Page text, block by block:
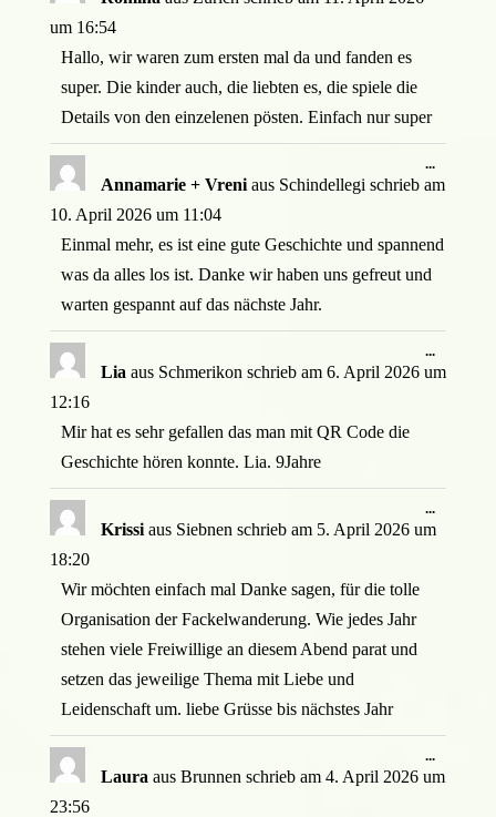
um 16:54
Hallo, wir waren zum ersten mal da und fanden es
super. Die kinder auch, die liebten es, die spiele die
Details von den einzelenen pösten. Einfach nur super
Annamarie + Vreni aus Schindellegi schrieb am
10. April 2026 um 11:04
Einmal mehr, es ist eine gute Geschichte und spannend
was da alles los ist. Danke wir haben uns gefreut und
warten gespannt auf das nächste Jahr.
...
Metabox
Lia aus Schmerikon schrieb am6. April 2026 um
12:16
Mir hat es sehr gefallen das man mit QR Code die
Geschichte hören konnte. Lia. 9Jahre
...
Metabox
Krissi aus Siebnen schrieb am5. April 2026 um
18:20
Wir möchten einfach mal Danke sagen, für die tolle
Organisation der Fackelwanderung. Wie jedes Jahr
stehen viele Freiwillige an diesem Abend parat und
setzen das jeweilige Thema mit Liebe und
Leidenschaft um. liebe Grüsse bis nächstes Jahr
...
Metabox
Laura aus Brunnen schrieb am4. April 2026 um
23:56
...
Metabox